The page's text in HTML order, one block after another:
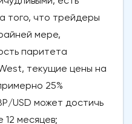
того, что трейдеры
мере,
паритета
текущие цены на
25%
USD может достичь
12 месяцев;